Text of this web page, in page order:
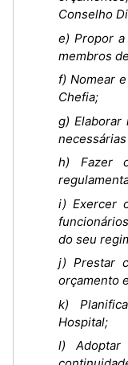
Conselho
e) Propor
membros
f) Nomear
Chefia;
g) Elaborar
h) Fazer
i) Exercer
do seu
j) Prestar
orçamento
k)
Hospital;
l) Adoptar